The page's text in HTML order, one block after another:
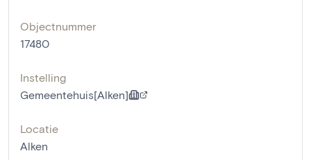
Objectnummer
17480
Instelling
Gemeentehuis[Alken]
Locatie
Alken